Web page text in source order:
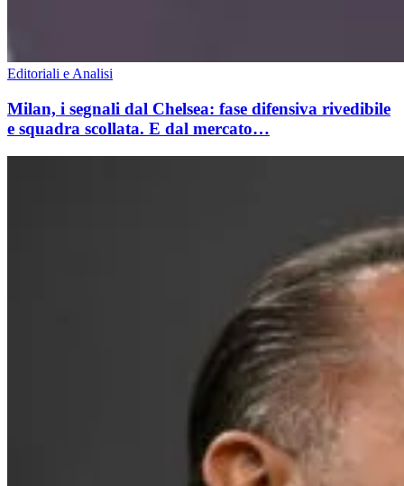
Editoriali e Analisi
Milan, i segnali dal Chelsea: fase difensiva rivedibile
e squadra scollata. E dal mercato…